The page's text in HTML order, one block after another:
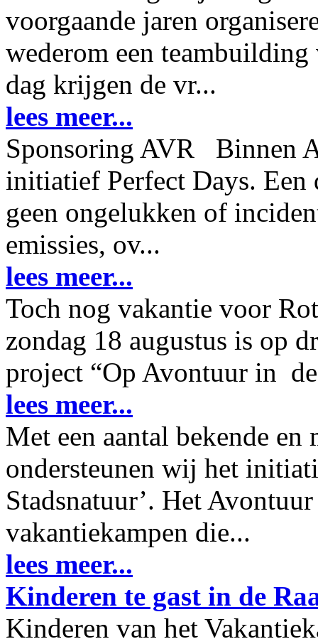
voorgaande jaren
wederom een
dag krijgen de vr...
lees meer...
Sponsoring AVR Binnen
initiatief Perfect Days. Een
geen ongelukken of
emissies, ov...
lees meer...
Toch nog vakantie voor
zondag 18 augustus is op
project “Op Avontuur in
lees meer...
Met een aantal bekende
ondersteunen wij het
Stadsnatuur’. Het
vakantiekampen die...
lees meer...
Kinderen te gast in de
Kinderen van het